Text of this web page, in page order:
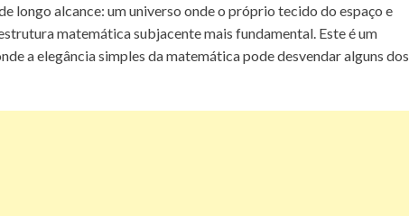
longo alcance: um universo onde o próprio tecido do espaço e
matemática subjacente mais fundamental. Este é um
a elegância simples da matemática pode desvendar alguns dos